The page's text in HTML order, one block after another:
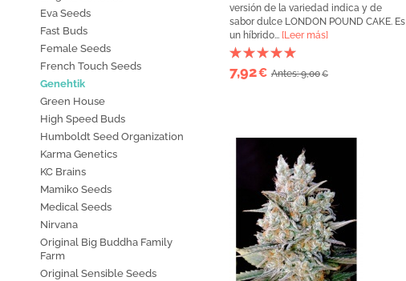
Eva Seeds
Fast Buds
Female Seeds
French Touch Seeds
Genehtik
Green House
High Speed Buds
Humboldt Seed Organization
Karma Genetics
KC Brains
Mamiko Seeds
Medical Seeds
Nirvana
Original Big Buddha Family
Farm
Original Sensible Seeds
versión de la variedad indica y de
sabor dulce LONDON POUND CAKE. Es
un híbrido... [Leer más]
7,92€ Antes: 9,00€